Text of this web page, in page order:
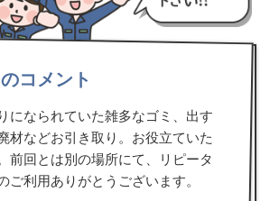
コメント
になられていた雑多なゴミ、出す
材などお引き取り。お役立ていた
前回とは別の場所にて、リピータ
ご利用ありがとうございます。